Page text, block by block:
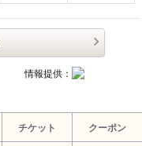
情報提供：
チケット クーポン